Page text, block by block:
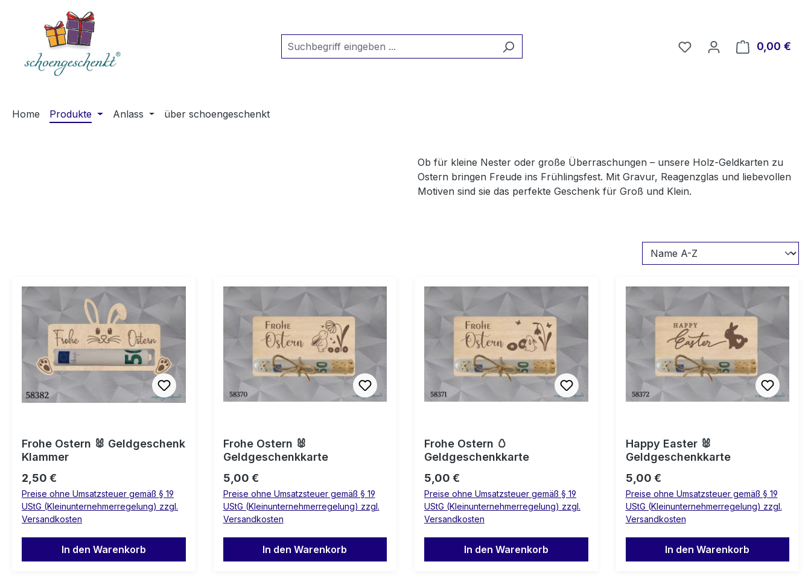
Zur Hauptnavigation springen
Du hast 0 Produkte auf
0,00 €
Home Produkte Anlass über schoengeschenkt
Ob für kleine Nester oder große Überraschungen – unsere Holz-Geldkarten zu
Ostern bringen Freude ins Frühlingsfest. Mit Gravur, Reagenzglas und liebevollen
Motiven sind sie das perfekte Geschenk für Groß und Klein.
Frohe Ostern 🐰 Geldgeschenk
Klammer
Regulärer Preis:
2,50 €
Preise ohne Umsatzsteuer gemäß § 19
UStG (Kleinunternehmerregelung) zzgl.
Versandkosten
In den Warenkorb
Frohe Ostern 🐰
Geldgeschenkkarte
Regulärer Preis:
5,00 €
Preise ohne Umsatzsteuer gemäß § 19
UStG (Kleinunternehmerregelung) zzgl.
Versandkosten
In den Warenkorb
Frohe Ostern 🥚
Geldgeschenkkarte
Regulärer Preis:
5,00 €
Preise ohne Umsatzsteuer gemäß § 19
UStG (Kleinunternehmerregelung) zzgl.
Versandkosten
In den Warenkorb
Happy Easter 🐰
Geldgeschenkkarte
Regulärer Preis:
5,00 €
Preise ohne Umsatzsteuer gemäß § 19
UStG (Kleinunternehmerregelung) zzgl.
Versandkosten
In den Warenkorb